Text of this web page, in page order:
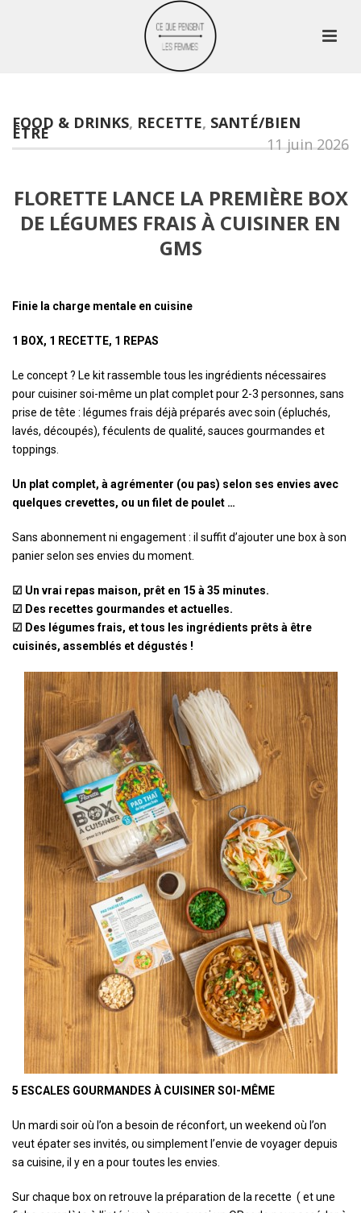
FOOD & DRINKS, RECETTE, SANTÉ/BIEN
ÊTRE
11 juin 2026
FLORETTE LANCE LA PREMIÈRE BOX
DE LÉGUMES FRAIS À CUISINER EN
GMS
Finie la charge mentale en cuisine
1 BOX, 1 RECETTE, 1 REPAS
Le concept ? Le kit rassemble tous les ingrédients nécessaires
pour cuisiner soi-même un plat complet pour 2-3 personnes, sans
prise de tête : légumes frais déjà préparés avec soin (épluchés,
lavés, découpés), féculents de qualité, sauces gourmandes et
toppings.
Un plat complet, à agrémenter (ou pas) selon ses envies avec
quelques crevettes, ou un filet de poulet …
Sans abonnement ni engagement : il suffit d’ajouter une box à son
panier selon ses envies du moment.
☑ Un vrai repas maison, prêt en 15 à 35 minutes.
☑ Des recettes gourmandes et actuelles.
☑ Des légumes frais, et tous les ingrédients prêts à être
cuisinés, assemblés et dégustés !
5 ESCALES GOURMANDES À CUISINER SOI-MÊME
Un mardi soir où l’on a besoin de réconfort, un weekend où l’on
veut épater ses invités, ou simplement l’envie de voyager depuis
sa cuisine, il y en a pour toutes les envies.
Sur chaque box on retrouve la préparation de la recette ( et une